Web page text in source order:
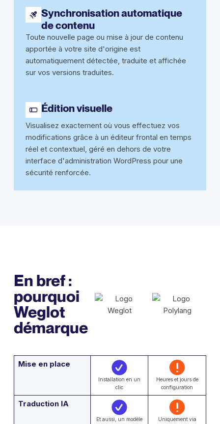
Synchronisation automatique
de contenu
Toute nouvelle page ou mise à jour de contenu
apportée à votre site d'origine est
automatiquement détectée, traduite et affichée
sur vos versions traduites.
Édition visuelle
Visualisez exactement où vous effectuez vos
modifications grâce à un éditeur frontal en temps
réel et contextuel, géré en dehors de votre
interface d'administration WordPress pour une
sécurité renforcée.
En bref :
pourquoi
Weglot
démarque
Mise en place
Installation en un
clic
Heures et jours de
configuration
Traduction IA
Et aussi, un modèle
Uniquement via